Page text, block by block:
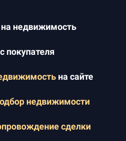
на недвижимость
с покупателя
на сайте
недвижимости
сделки